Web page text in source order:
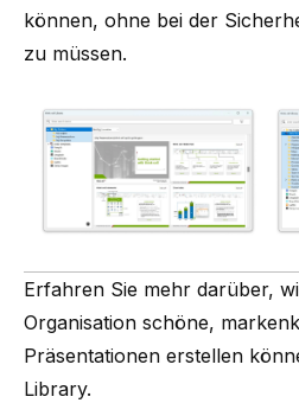
können, ohne bei der
zu müssen.
Erfahren Sie mehr darüber,
Organisation schöne,
Präsentationen erstellen
Library.